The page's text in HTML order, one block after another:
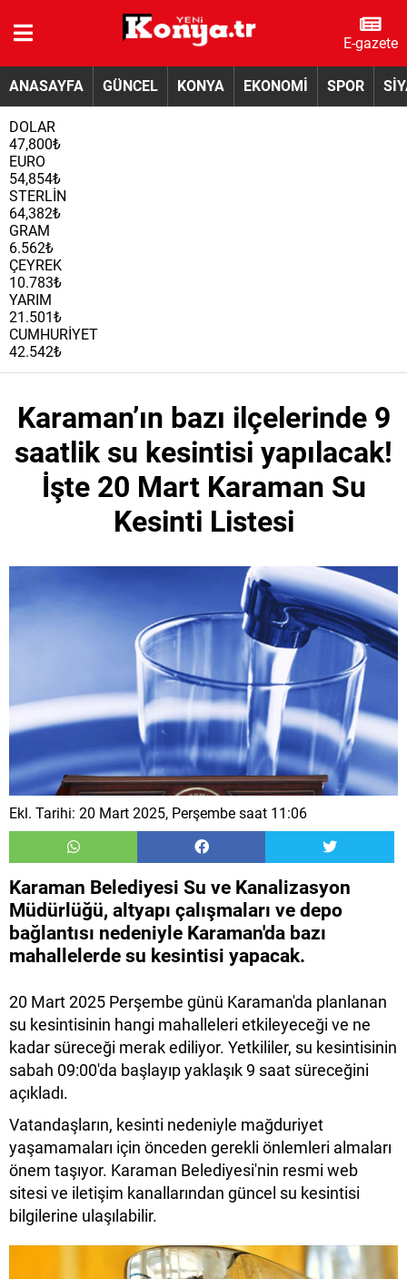
E-gazete
ANASAYFA GÜNCEL KONYA EKONOMİ SPOR
DOLAR
47,800₺
EURO
54,854₺
STERLİN
64,382₺
GRAM
6.562₺
ÇEYREK
10.783₺
YARIM
21.501₺
CUMHURİYET
42.542₺
Karaman’ın bazı ilçelerinde 9
saatlik su kesintisi yapılacak!
İşte 20 Mart Karaman Su
Kesinti Listesi
Ekl. Tarihi: 20 Mart 2025, Perşembe saat 11:06
Karaman Belediyesi Su ve Kanalizasyon
Müdürlüğü, altyapı çalışmaları ve depo
bağlantısı nedeniyle Karaman'da bazı
mahallelerde su kesintisi yapacak.
20 Mart 2025 Perşembe günü Karaman'da planlanan
su kesintisinin hangi mahalleleri etkileyeceği ve ne
kadar süreceği merak ediliyor. Yetkililer, su kesintisinin
sabah 09:00'da başlayıp yaklaşık 9 saat süreceğini
açıkladı.
Vatandaşların, kesinti nedeniyle mağduriyet
yaşamamaları için önceden gerekli önlemleri almaları
önem taşıyor. Karaman Belediyesi'nin resmi web
sitesi ve iletişim kanallarından güncel su kesintisi
bilgilerine ulaşılabilir.